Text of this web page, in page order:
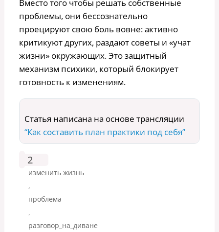
Вместо того чтобы решать собственные
проблемы, они бессознательно
проецируют свою боль вовне: активно
критикуют других, раздают советы и «учат
жизни» окружающих. Это защитный
механизм психики, который блокирует
готовность к изменениям.
Статья написана на основе трансляции
“Как составить план практики под себя”
изменить жизнь
,
проблема
,
разговор_на_диване
2